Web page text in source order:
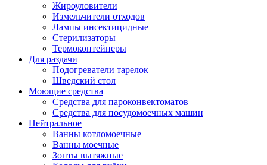
Жироуловители
Измельчители отходов
Лампы инсектицидные
Стерилизаторы
Термоконтейнеры
Для раздачи
Подогреватели тарелок
Шведский стол
Моющие средства
Средства для пароконвектоматов
Средства для посудомоечных машин
Нейтральное
Ванны котломоечные
Ванны моечные
Зонты вытяжные